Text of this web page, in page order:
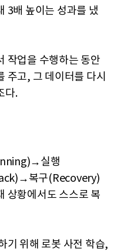
3배 높이는 성과를 냈
작업을 수행하는 동안
주고, 그 데이터를 다시
다.
실행
복구(Recovery)
상황에서도 스스로 복
기 위해 로봇 사전 학습,